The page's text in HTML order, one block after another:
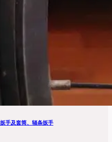
手及套筒、辐条扳手